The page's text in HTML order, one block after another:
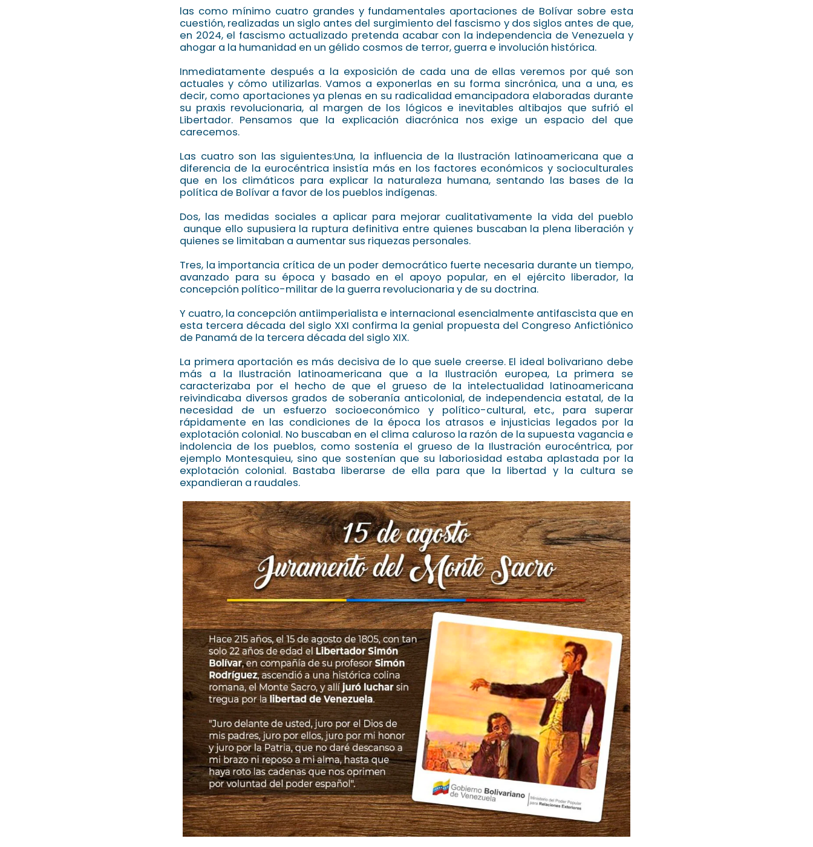
las como mínimo cuatro grandes y fundamentales aportaciones de Bolívar sobre esta
cuestión, realizadas un siglo antes del surgimiento del fascismo y dos siglos antes de que,
en 2024, el fascismo actualizado pretenda acabar con la independencia de Venezuela y
ahogar a la humanidad en un gélido cosmos de terror, guerra e involución histórica.
Inmediatamente después a la exposición de cada una de ellas veremos por qué son
actuales y cómo utilizarlas. Vamos a exponerlas en su forma sincrónica, una a una, es
decir, como aportaciones ya plenas en su radicalidad emancipadora elaboradas durante
su praxis revolucionaria, al margen de los lógicos e inevitables altibajos que sufrió el
Libertador. Pensamos que la explicación diacrónica nos exige un espacio del que
carecemos.
Las cuatro son las siguientes:Una, la influencia de la Ilustración latinoamericana que a
diferencia de la eurocéntrica insistía más en los factores económicos y socioculturales
que en los climáticos para explicar la naturaleza humana, sentando las bases de la
política de Bolívar a favor de los pueblos indígenas.
Dos, las medidas sociales a aplicar para mejorar cualitativamente la vida del pueblo
aunque ello supusiera la ruptura definitiva entre quienes buscaban la plena liberación y
quienes se limitaban a aumentar sus riquezas personales.
Tres, la importancia crítica de un poder democrático fuerte necesaria durante un tiempo,
avanzado para su época y basado en el apoyo popular, en el ejército liberador, la
concepción político-militar de la guerra revolucionaria y de su doctrina.
Y cuatro, la concepción antiimperialista e internacional esencialmente antifascista que en
esta tercera década del siglo XXI confirma la genial propuesta del Congreso Anfictiónico
de Panamá de la tercera década del siglo XIX.
La primera aportación es más decisiva de lo que suele creerse. El ideal bolivariano debe
más a la Ilustración latinoamericana que a la Ilustración europea, La primera se
caracterizaba por el hecho de que el grueso de la intelectualidad latinoamericana
reivindicaba diversos grados de soberanía anticolonial, de independencia estatal, de la
necesidad de un esfuerzo socioeconómico y político-cultural, etc., para superar
rápidamente en las condiciones de la época los atrasos e injusticias legados por la
explotación colonial. No buscaban en el clima caluroso la razón de la supuesta vagancia e
indolencia de los pueblos, como sostenía el grueso de la Ilustración eurocéntrica, por
ejemplo Montesquieu, sino que sostenían que su laboriosidad estaba aplastada por la
explotación colonial. Bastaba liberarse de ella para que la libertad y la cultura se
expandieran a raudales.